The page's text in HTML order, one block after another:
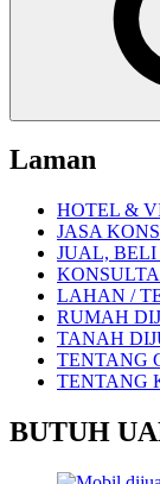
Laman
HOTEL &
JASA
JUAL,
LAHAN /
RUMAH
TANAH
TENTANG
TENTANG
BUTUH